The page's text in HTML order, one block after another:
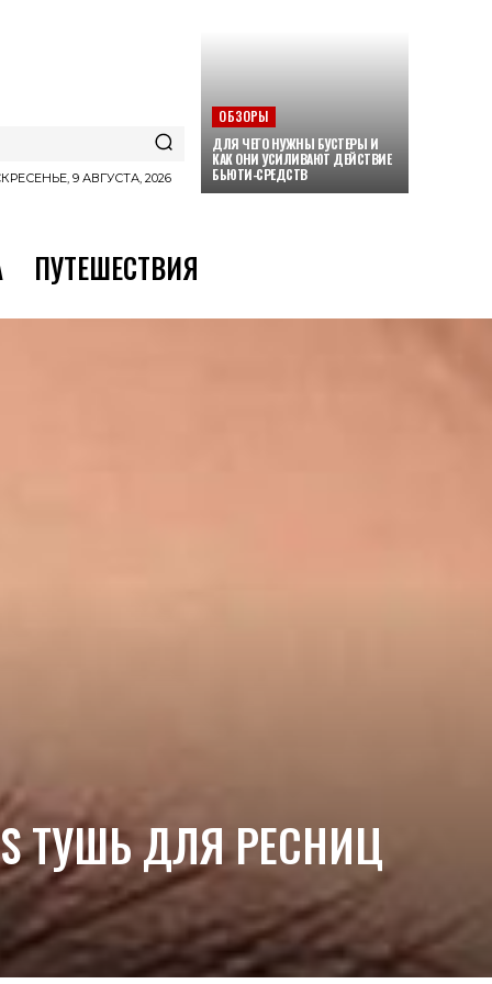
9 АВГУСТА, 2026
ОБЗОРЫ
ДЛЯ ЧЕГО НУЖНЫ БУСТЕРЫ И
КАК ОНИ УСИЛИВАЮТ ДЕЙСТВИЕ
БЬЮТИ-СРЕДСТВ
ПУТЕШЕСТВИЯ
ТУШЬ ДЛЯ РЕСНИЦ